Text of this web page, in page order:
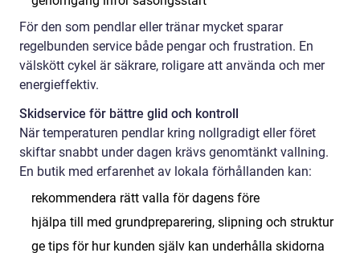
För den som pendlar eller tränar mycket sparar
regelbunden service både pengar och frustration. En
välskött cykel är säkrare, roligare att använda och mer
energieffektiv.
Skidservice för bättre glid och kontroll
När temperaturen pendlar kring nollgradigt eller föret
skiftar snabbt under dagen krävs genomtänkt vallning.
En butik med erfarenhet av lokala förhållanden kan:
rekommendera rätt valla för dagens före
hjälpa till med grundpreparering, slipning och struktur
ge tips för hur kunden själv kan underhålla skidorna